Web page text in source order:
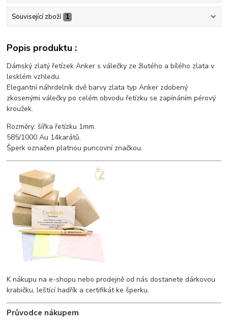
Související zboží 1
Popis produktu :
Dámský zlatý řetízek Anker s válečky ze žlutého a bílého zlata v
lesklém vzhledu.
Elegantní náhrdelník dvě barvy zlata typ Anker zdobený
zkosenými válečky po celém obvodu řetízku se zapínáním pérový
kroužek.
Rozměry: šířka řetízku 1mm.
585/1000 Au 14karátů.
Šperk označen platnou puncovní značkou.
K nákupu na e-shopu nebo prodejně od nás dostanete dárkovou
krabičku, leštící hadřík a certifikát ke šperku.
Průvodce nákupem